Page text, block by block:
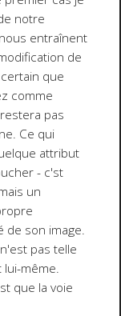
notre
entraînent
de
que
comme
pas
Ce qui
attribut
- c'st
un
de son image.
pas telle
lui-même.
que la voie